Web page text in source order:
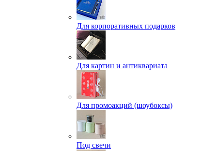
Для корпоративных подарков
Для картин и антиквариата
Для промоакций (шоубоксы)
Под свечи